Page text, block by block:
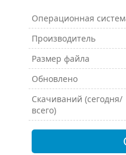
Операционная
Производитель
Размер файла
Обновлено
Скачиваний (сегодня/
всего)